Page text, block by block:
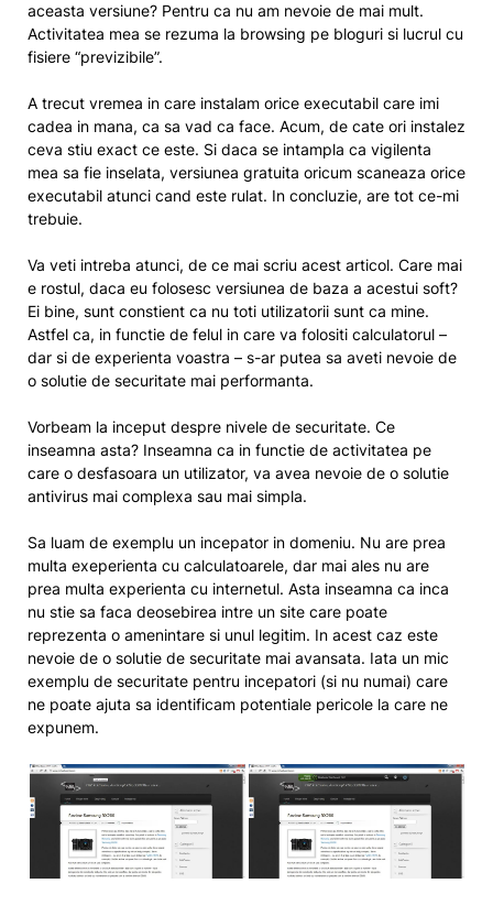
aceasta versiune? Pentru ca nu am nevoie de mai mult.
Activitatea mea se rezuma la browsing pe bloguri si lucrul cu
fisiere “previzibile”.
A trecut vremea in care instalam orice executabil care imi
cadea in mana, ca sa vad ca face. Acum, de cate ori instalez
ceva stiu exact ce este. Si daca se intampla ca vigilenta
mea sa fie inselata, versiunea gratuita oricum scaneaza orice
executabil atunci cand este rulat. In concluzie, are tot ce-mi
trebuie.
Va veti intreba atunci, de ce mai scriu acest articol. Care mai
e rostul, daca eu folosesc versiunea de baza a acestui soft?
Ei bine, sunt constient ca nu toti utilizatorii sunt ca mine.
Astfel ca, in functie de felul in care va folositi calculatorul –
dar si de experienta voastra – s-ar putea sa aveti nevoie de
o solutie de securitate mai performanta.
Vorbeam la inceput despre nivele de securitate. Ce
inseamna asta? Inseamna ca in functie de activitatea pe
care o desfasoara un utilizator, va avea nevoie de o solutie
antivirus mai complexa sau mai simpla.
Sa luam de exemplu un incepator in domeniu. Nu are prea
multa exeperienta cu calculatoarele, dar mai ales nu are
prea multa experienta cu internetul. Asta inseamna ca inca
nu stie sa faca deosebirea intre un site care poate
reprezenta o amenintare si unul legitim. In acest caz este
nevoie de o solutie de securitate mai avansata. Iata un mic
exemplu de securitate pentru incepatori (si nu numai) care
ne poate ajuta sa identificam potentiale pericole la care ne
expunem.